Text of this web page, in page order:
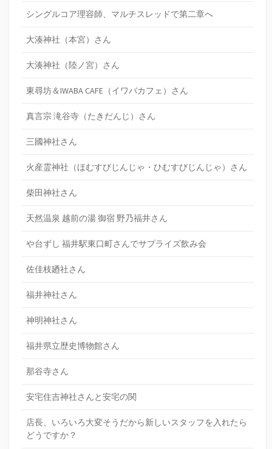
シングルコア理容師、マルチスレッドで第二章へ
大湊神社（本宮）さん
大湊神社（陸ノ宮）さん
東尋坊＆IWABA CAFE（イワバカフェ）さん
真言宗 滝谷寺（たきだんじ）さん
三國神社さん
火産霊神社（ほむすびじんじゃ・ひむすびじんじゃ）さん
柴田神社さん
天然温泉 越前の湯 御宿 野乃福井さん
や台ずし 福井駅東口町さんでサプライズ飲み会
佐佳枝廼社さん
福井神社さん
神明神社さん
福井県立歴史博物館さん
那谷寺さん
安宅住吉神社さんと安宅の関
店長、いろいろ大変そうだから新しいスタッフを入れたら
どうですか？